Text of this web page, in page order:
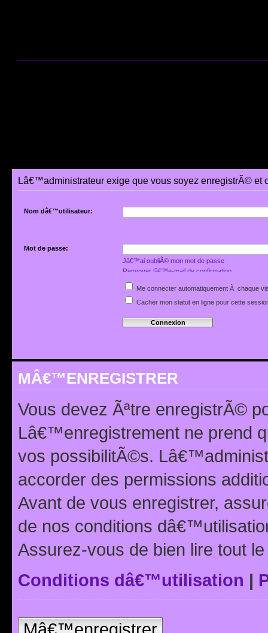
Lâ€™administrateur exige que vous soyez enregistrÃ©
Nom dâ€™utilisateur:
Mot de passe:
Jâ€™ai oubliÃ© mon mot de passe
Renvoyer lâ€™e-mail de confirmation
Me connecter automatiquement Ã chaque
Cacher mon statut en ligne pour cette
MÂ€™ENREGISTRER
Vous devez Ãªtre enregistrÃ©
Lâ€™enregistrement ne prend
vos possibilitÃ©s.
accorder des permissions
Avant de vous enregistrer,
de nos conditions
Assurez-vous de bien lire tout
Conditions dâ€™utilisation |
Mâ€™enregistrer